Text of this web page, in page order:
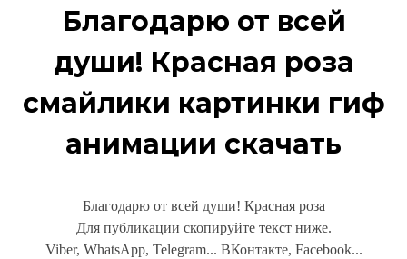
Благодарю от всей
души! Красная роза
смайлики картинки гиф
анимации скачать
Благодарю от всей души! Красная роза
Для публикации скопируйте текст ниже.
Viber, WhatsApp, Telegram... ВКонтакте, Facebook...